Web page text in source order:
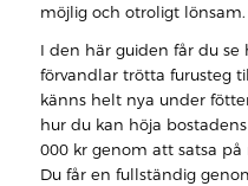
möjlig och otroligt lönsam.
I den här guiden får du
förvandlar trötta furusteg
känns helt nya under
hur du kan höja
000 kr genom att satsa
Du får en fullständig